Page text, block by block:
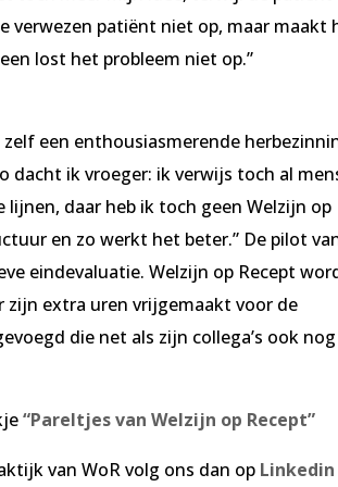
verwezen patiënt niet op, maar maakt
lost het probleem niet op.”
een enthousiasmerende
dacht ik vroeger: ik verwijs toch al
daar heb ik toch geen Welzijn op
en zo werkt het beter.” De pilot
eindevaluatie. Welzijn op Recept
zijn extra uren vrijgemaakt voor de
die net als zijn collega’s ook nog
“Pareltjes van Welzijn op Recept”
van WoR volg ons dan op Linkedin